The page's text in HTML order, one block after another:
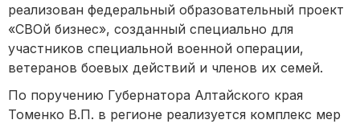
реализован федеральный образовательный проект
«СВОй бизнес», созданный специально для
участников специальной военной операции,
ветеранов боевых действий и членов их семей.
По поручению Губернатора Алтайского края
Томенко В.П. в регионе реализуется комплекс мер